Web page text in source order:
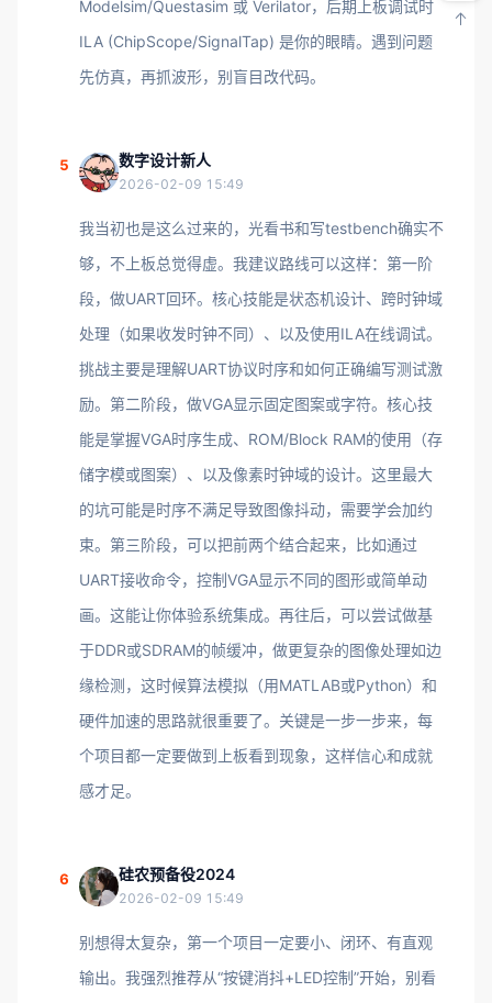
Modelsim/Questasim 或 Verilator，后期上板调试时
ILA (ChipScope/SignalTap) 是你的眼睛。遇到问题
先仿真，再抓波形，别盲目改代码。
5 数字设计新人
2026-02-09 15:49
我当初也是这么过来的，光看书和写testbench确实不
够，不上板总觉得虚。我建议路线可以这样：第一阶
段，做UART回环。核心技能是状态机设计、跨时钟域
处理（如果收发时钟不同）、以及使用ILA在线调试。
挑战主要是理解UART协议时序和如何正确编写测试激
励。第二阶段，做VGA显示固定图案或字符。核心技
能是掌握VGA时序生成、ROM/Block RAM的使用（存
储字模或图案）、以及像素时钟域的设计。这里最大
的坑可能是时序不满足导致图像抖动，需要学会加约
束。第三阶段，可以把前两个结合起来，比如通过
UART接收命令，控制VGA显示不同的图形或简单动
画。这能让你体验系统集成。再往后，可以尝试做基
于DDR或SDRAM的帧缓冲，做更复杂的图像处理如边
缘检测，这时候算法模拟（用MATLAB或Python）和
硬件加速的思路就很重要了。关键是一步一步来，每
个项目都一定要做到上板看到现象，这样信心和成就
感才足。
6 硅农预备役2024
2026-02-09 15:49
别想得太复杂，第一个项目一定要小、闭环、有直观
输出。我强烈推荐从“按键消抖+LED控制”开始，别看